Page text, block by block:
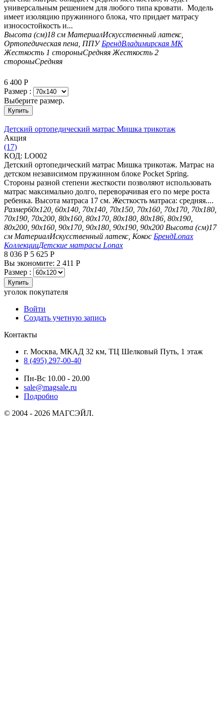
универсальным решением для любого типа кровати. Модель
имеет изоляцию пружинного блока, что придает матрасу
износостойкость и...
Высота (см)18 см МатериалИскусственный латекс,
Ортопедическая пена, ППУ БрендВладимирская МК
Жесткость 1 стороныСредняя Жесткость 2
стороныСредняя
6 400 Р
Размер :
Выберите размер.
Купить
Детский ортопедический матрас Мишка трикотаж
Aкция
(17)
КОД: LO002
Детский ортопедический матрас Мишка трикотаж. Матрас на
детском независимом пружинном блоке Pocket Spring.
Стороны разной степени жесткости позволяют использовать
матрас максимально долго, переворачивая его по мере роста
ребенка. Высота матраса 17 см. Жесткость матраса: средняя....
Размер60х120, 60х140, 70х140, 70х150, 70х160, 70х170, 70х180,
70х190, 70х200, 80х160, 80х170, 80х180, 80х186, 80х190,
80х200, 90х160, 90х170, 90х180, 90х190, 90х200 Высота (см)17
см МатериалИскусственный латекс, Кокос БрендLonax
КоллекцииДетские матрасы Lonax
8 036 Р 5 625 Р
Вы экономите: 2 411 Р
Размер :
Купить
уголок покупателя
Войти
Создать учетную запись
Контакты
г. Москва, МКАД 32 км, ТЦ Шелковый Путь, 1 этаж
8 (495) 297-00-40
Пн-Вс 10.00 - 20.00
sale@magsale.ru
Подробно
© 2004 - 2026 МАГСЭЙЛ.